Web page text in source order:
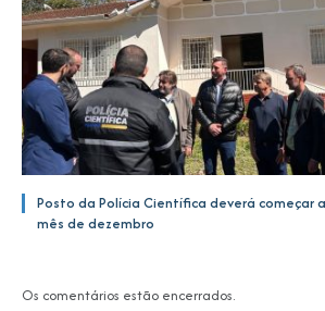
Posto da Polícia Científica deverá começar
mês de dezembro
Os comentários estão encerrados.